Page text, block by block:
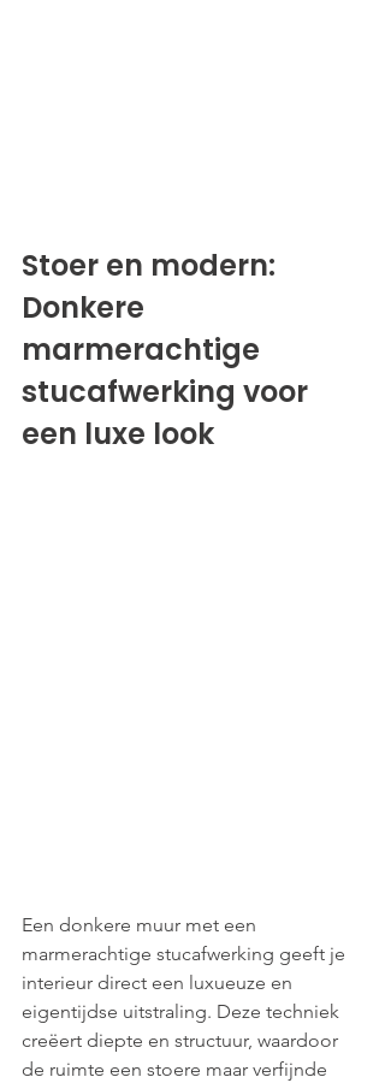
Stoer en modern:
Donkere
marmerachtige
stucafwerking voor
een luxe look
Een donkere muur met een
marmerachtige stucafwerking geeft je
interieur direct een luxueuze en
eigentijdse uitstraling. Deze techniek
creëert diepte en structuur, waardoor
de ruimte een stoere maar verfijnde